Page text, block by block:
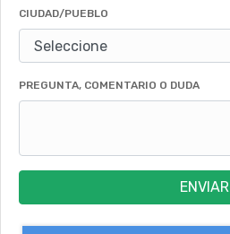
CIUDAD/PUEBLO
PREGUNTA, COMENTARIO O DUDA
ENVIAR